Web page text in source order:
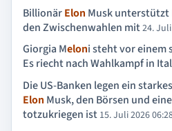
BillionärElon Musk unterstützt
den Zwischenwahlen mit24.
Giorgia Meloni steht vor einem
Es riecht nach Wahlkampf in
Die US-Banken legen ein
Elon Musk, den Börsen und
totzukriegen ist 15. Juli 2026